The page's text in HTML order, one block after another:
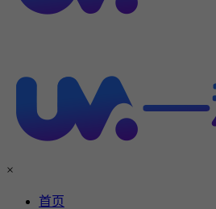
×
首页